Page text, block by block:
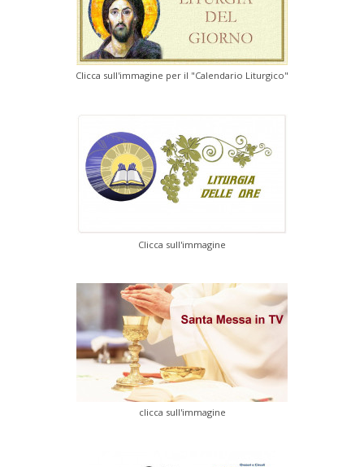
Clicca sull'immagine per il "Calendario Liturgico"
Clicca sull'immagine
clicca sull'immagine